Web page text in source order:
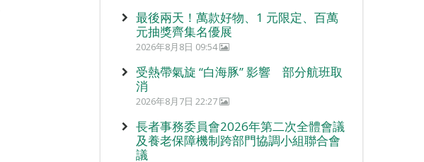
最後兩天！萬款好物、1 元限定、百萬
元抽獎齊集名優展
2026年8月8日 09:54
受熱帶氣旋 “白海豚” 影響 部分航班取
消
2026年8月7日 22:27
長者事務委員會2026年第二次全體會議
及養老保障機制跨部門協調小組聯合會
議